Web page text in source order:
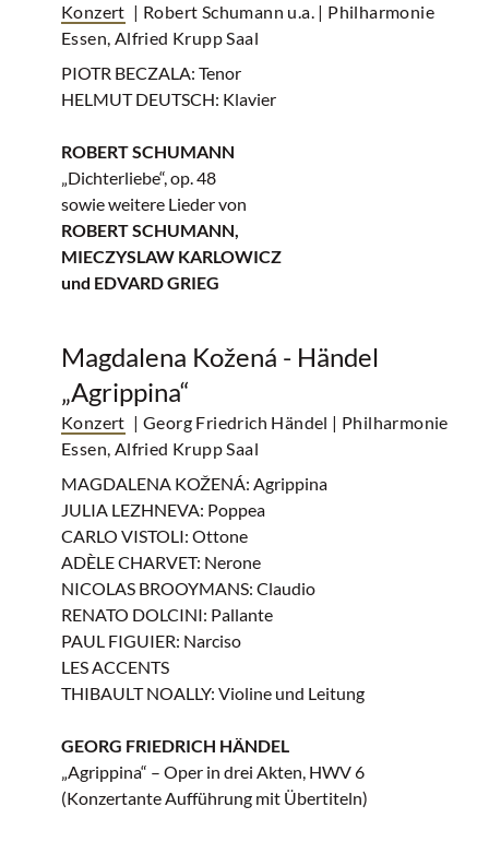
Konzert | Robert Schumann u.a. | Philharmonie
Essen, Alfried Krupp Saal
PIOTR BECZALA: Tenor
HELMUT DEUTSCH: Klavier
ROBERT SCHUMANN
„Dichterliebe“, op. 48
sowie weitere Lieder von
ROBERT SCHUMANN,
MIECZYSLAW KARLOWICZ
und EDVARD GRIEG
Magdalena Kožená - Händel
„Agrippina“
Konzert | Georg Friedrich Händel | Philharmonie
Essen, Alfried Krupp Saal
MAGDALENA KOŽENÁ: Agrippina
JULIA LEZHNEVA: Poppea
CARLO VISTOLI: Ottone
ADÈLE CHARVET: Nerone
NICOLAS BROOYMANS: Claudio
RENATO DOLCINI: Pallante
PAUL FIGUIER: Narciso
LES ACCENTS
THIBAULT NOALLY: Violine und Leitung
GEORG FRIEDRICH HÄNDEL
„Agrippina“ – Oper in drei Akten, HWV 6
(Konzertante Aufführung mit Übertiteln)